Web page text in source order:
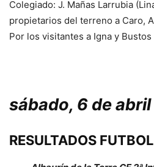
Colegiado: J. Mañas Larrubia
propietarios del terreno a Caro,
Por los visitantes a Igna y Bustos
sábado, 6 de
RESULTADOS